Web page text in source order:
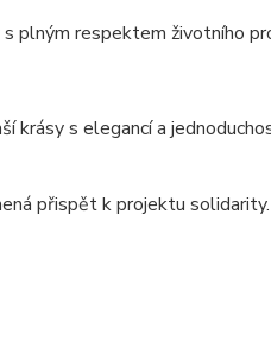
plným respektem životního
krásy s elegancí a
přispět k projektu